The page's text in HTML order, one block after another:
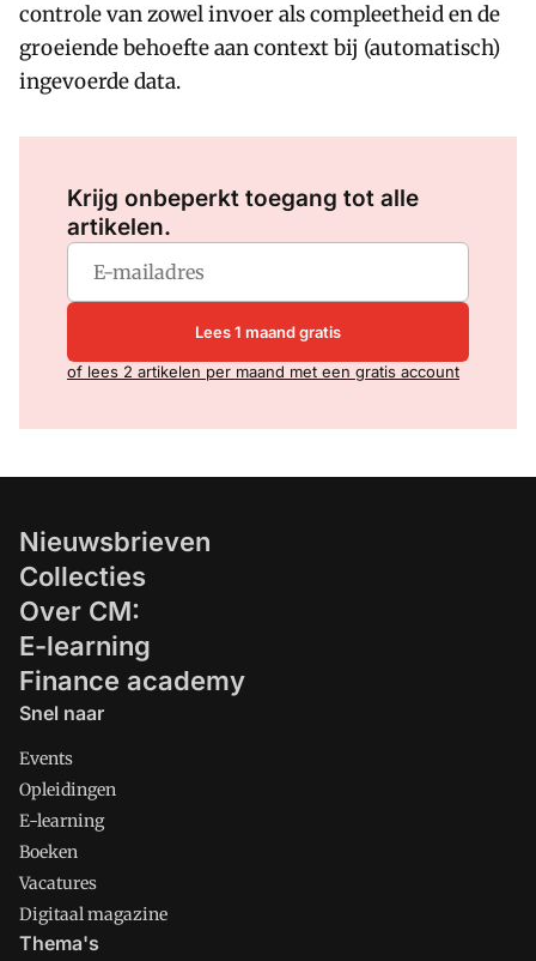
controle van zowel invoer als compleetheid en de
groeiende behoefte aan context bij (automatisch)
ingevoerde data.
Krijg onbeperkt toegang tot alle
artikelen.
Lees 1 maand gratis
of lees 2 artikelen per maand met een gratis account
Nieuwsbrieven
Collecties
Over CM:
E-learning
Finance academy
Snel naar
Events
Opleidingen
E-learning
Boeken
Vacatures
Digitaal magazine
Thema's